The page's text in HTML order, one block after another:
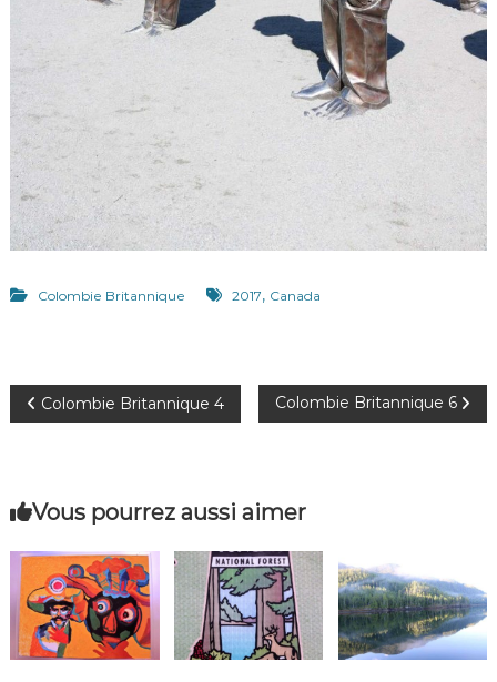
Colombie Britannique 2017, Canada
N
v
i
g
a
Colombie Britannique 4 Colombie Britannique 6
Vous pourrez aussi aimer